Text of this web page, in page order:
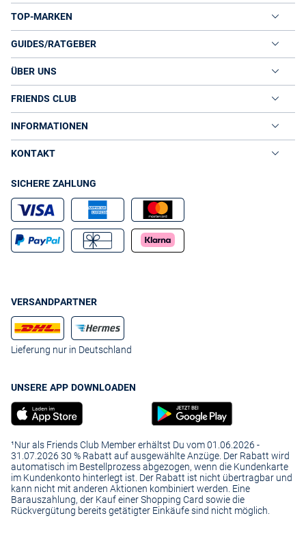
TOP-MARKEN
GUIDES/RATGEBER
ÜBER UNS
FRIENDS CLUB
INFORMATIONEN
KONTAKT
SICHERE ZAHLUNG
VERSANDPARTNER
Lieferung nur in Deutschland
UNSERE APP DOWNLOADEN
¹Nur als Friends Club Member erhältst Du vom 01.06.2026 -
31.07.2026 30 % Rabatt auf ausgewählte Anzüge. Der Rabatt wird
automatisch im Bestellprozess abgezogen, wenn die Kundenkarte
im Kundenkonto hinterlegt ist. Der Rabatt ist nicht übertragbar und
kann nicht mit anderen Aktionen kombiniert werden. Eine
Barauszahlung, der Kauf einer Shopping Card sowie die
Rückvergütung bereits getätigter Einkäufe sind nicht möglich.